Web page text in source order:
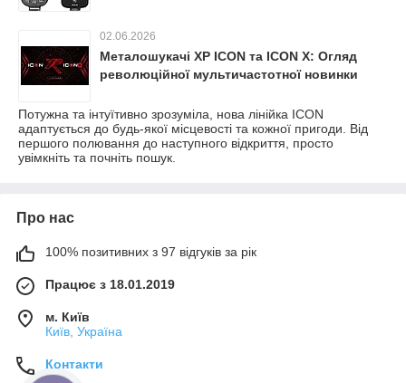
02.06.2026
Металошукачі XP ICON та ICON X: Огляд
революційної мультичастотної новинки
Потужна та інтуїтивно зрозуміла, нова лінійка ICON
адаптується до будь-якої місцевості та кожної пригоди. Від
першого полювання до наступного відкриття, просто
увімкніть та почніть пошук.
Про нас
100% позитивних з 97 відгуків за рік
Працює з 18.01.2019
м. Київ
Київ, Україна
Контакти